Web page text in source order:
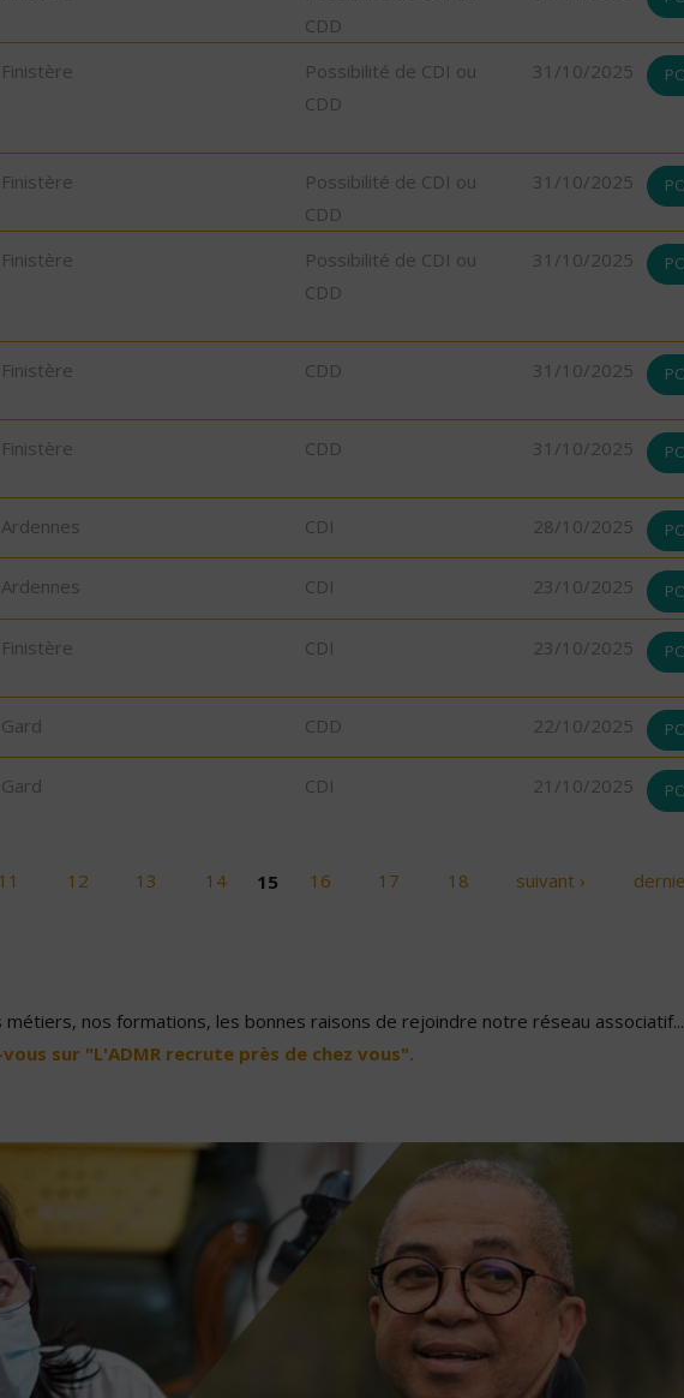
CDD
Possibilité de CDI ou
CDD
31/10/2025
Possibilité de CDI ou
CDD
31/10/2025
Possibilité de CDI ou
CDD
31/10/2025
CDD 31/10/2025
CDD 31/10/2025
CDI 28/10/2025
CDI 23/10/2025
CDI 23/10/2025
CDD 22/10/2025
CDI 21/10/2025
11 12 13 14 15 16 17 18 suivant ›
nos formations, les bonnes raisons de rejoindre notre réseau
vous sur "L'ADMR recrute près de chez vous".